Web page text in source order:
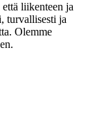
liikenteen ja
turvallisesti ja
Olemme